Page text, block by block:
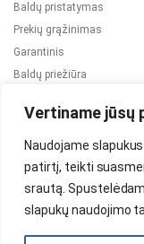
Vertiname jūsų
Naudojame
patirtį, teikti
srautą.
slapukų naudojimo
Baldų pristatymas
Prekių grąžinimas
Garantinis
Baldų priežiūra
2024 © Visos teisės